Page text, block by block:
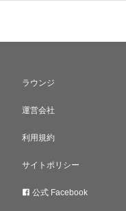
ラウンジ
運営会社
利用規約
サイトポリシー
公式 Facebook